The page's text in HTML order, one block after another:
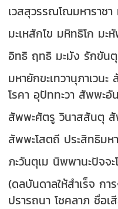
เวสสุวรรณโณมหาราชา
มะเหสักโข มหิทธิโก มะ
อิทธิ ฤทธิ มะมัง รักขัน
มหายักขะเทวานุภาเวน
โรคา อุปัททะวา สัพพะอั
สัพพะศัตรู วินาสสันตุ
สัพพะโสตถี ประสิทธิมห
ภะวันตุเม นิพพานะปัจจะ
(ดลบันดาลให้สำเร็จ ก
ปรารถนา โชคลาภ ชื่อ